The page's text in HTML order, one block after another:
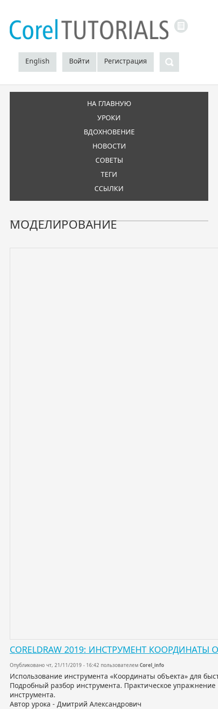
English Войти Регистрация
НА ГЛАВНУЮ
УРОКИ
ВДОХНОВЕНИЕ
НОВОСТИ
СОВЕТЫ
ТЕГИ
ССЫЛКИ
МОДЕЛИРОВАНИЕ
CORELDRAW 2019: ИНСТРУМЕНТ КООРДИНАТЫ
Опубликовано чт, 21/11/2019 - 16:42 пользователем Corel_info
Использование инструмента «Координаты объекта» для
Подробный разбор инструмента. Практическое
инструмента.
Автор урока - Дмитрий Александрович